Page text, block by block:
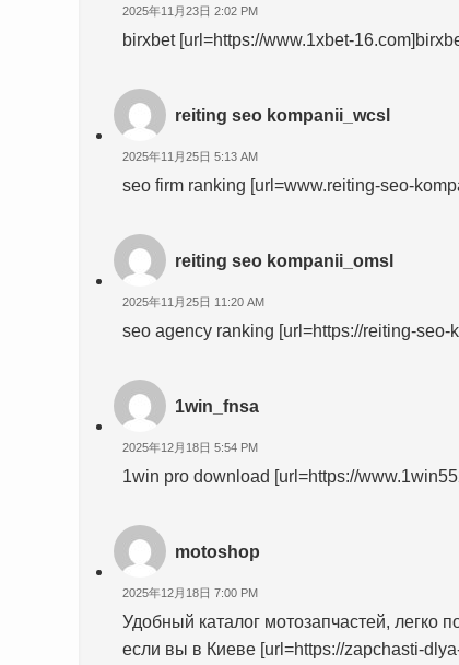
2025年11月23日 2:02 PM
birxbet [url=https://www.1xbet-
reiting seo kompanii_wcsl
2025年11月25日 5:13 AM
seo firm ranking [url=www.reiting-seo-
reiting seo kompanii_omsl
2025年11月25日 11:20 AM
seo agency ranking [url=https://reiting-
1win_fnsa
2025年12月18日 5:54 PM
1win pro download [url=https://
motoshop
2025年12月18日 7:00 PM
Удобный каталог мотозапчастей,
если вы в Киеве [url=https://zapchasti-